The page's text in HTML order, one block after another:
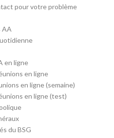
pour votre problème
AA
en ligne
en ligne
en ligne (semaine)
en ligne (test)
du BSG